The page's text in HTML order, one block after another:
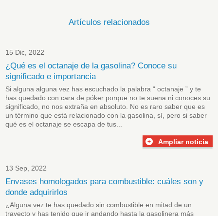
Artículos relacionados
15 Dic, 2022
¿Qué es el octanaje de la gasolina? Conoce su
significado e importancia
Si alguna alguna vez has escuchado la palabra “ octanaje ” y te
has quedado con cara de póker porque no te suena ni conoces su
significado, no nos extraña en absoluto. No es raro saber que es
un término que está relacionado con la gasolina, sí, pero si saber
qué es el octanaje se escapa de tus...
Ampliar noticia
13 Sep, 2022
Envases homologados para combustible: cuáles son y
donde adquirirlos
¿Alguna vez te has quedado sin combustible en mitad de un
trayecto y has tenido que ir andando hasta la gasolinera más